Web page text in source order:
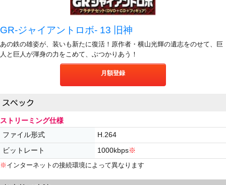
GR-ジャイアントロボ- 13 旧神
あの鉄の雄姿が、装いも新たに復活！原作者・横山光輝の遺志をのせて、巨
人と巨人が渾身の力をこめて、ぶつかりあう！
月額登録
ストリーミング仕様
ファイル形式 H.264
ビットレート 1000kbps※
※ インターネットの接続環境によって異なります